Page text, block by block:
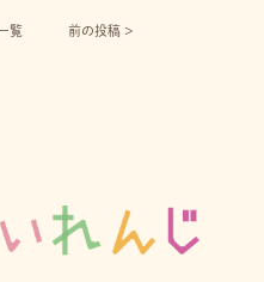
覧 前の投稿 >